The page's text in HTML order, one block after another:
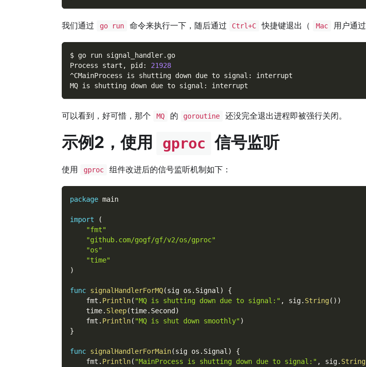
我们通过 go run 命令来执行一下，随后通过 Ctrl+C 快捷键退出（ Mac 用户通过
$ go run signal_handler.go
Process start, pid: 21928
^CMainProcess is shutting down due to signal: interrupt
MQ is shutting down due to signal: interrupt
可以看到，好可惜，那个 MQ 的 goroutine 还没完全退出进程即被强行关闭。
示例2，使用 gproc 信号监听
使用 gproc 组件改进后的信号监听机制如下：
package main
import
(
"fmt"
"github.com/gogf/gf/v2/os/gproc"
"os"
"time"
)
func signalHandlerForMQ(sig os . Signal)
{
    fmt
. Println( "MQ is shutting down due to signal:" , sig. String( ) )
    time
. Sleep(time. Second )
    fmt
. Println( "MQ is shut down smoothly")
}
func signalHandlerForMain(sig os . Signal)
{
    fmt
. Println( "MainProcess is shutting down due to signal:" , sig. String